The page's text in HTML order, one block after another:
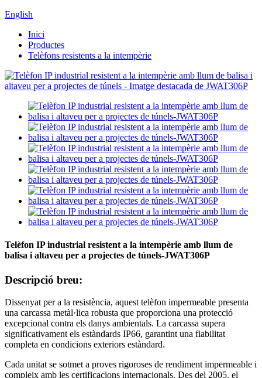
English
Inici
Productes
Telèfons resistents a la intempèrie
Telèfon IP industrial resistent a la intempèrie amb llum de
balisa i altaveu per a projectes de túnels-JWAT306P
Descripció breu:
Dissenyat per a la resistència, aquest telèfon impermeable presenta
una carcassa metàl·lica robusta que proporciona una protecció
excepcional contra els danys ambientals. La carcassa supera
significativament els estàndards IP66, garantint una fiabilitat
completa en condicions exteriors estàndard.
Cada unitat se sotmet a proves rigoroses de rendiment impermeable i
compleix amb les certificacions internacionals. Des del 2005, el